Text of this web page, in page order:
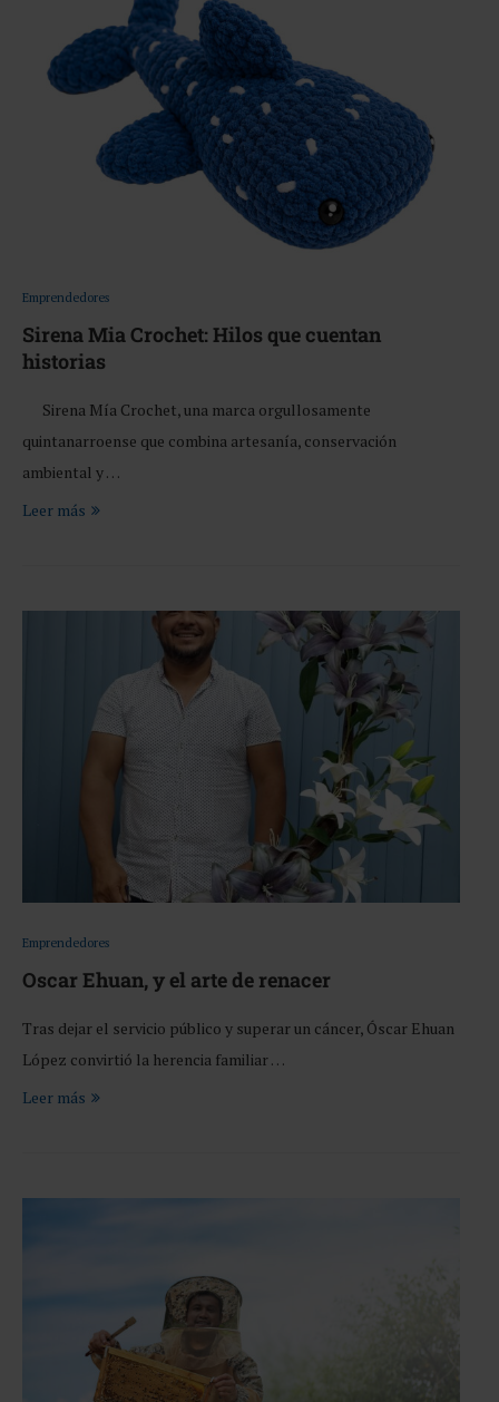
Emprendedores
Sirena Mia Crochet: Hilos que cuentan
historias
Sirena Mía Crochet, una marca orgullosamente
quintanarroense que combina artesanía, conservación
ambiental y …
Leer más
Emprendedores
Oscar Ehuan, y el arte de renacer
Tras dejar el servicio público y superar un cáncer, Óscar Ehuan
López convirtió la herencia familiar …
Leer más